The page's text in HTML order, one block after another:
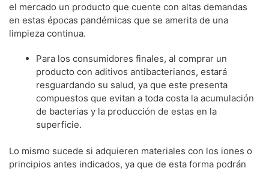
el mercado un producto que cuente con altas demandas
en estas épocas pandémicas que se amerita de una
limpieza continua.
Para los consumidores finales, al comprar un
producto con aditivos antibacterianos, estará
resguardando su salud, ya que este presenta
compuestos que evitan a toda costa la acumulación
de bacterias y la producción de estas en la
superficie.
Lo mismo sucede si adquieren materiales con los iones o
principios antes indicados, ya que de esta forma podrán